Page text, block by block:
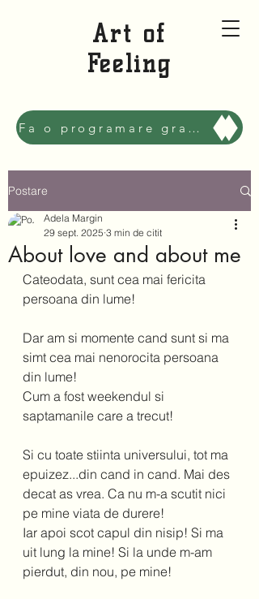
Art of
Feeling
Fa o programare gratuita sa ne cunoastem, Mai bine!
Postare
About love and about me
Adela Margin
29 sept. 2025 3 min de citit
Cateodata, sunt cea mai fericita
persoana din lume!
Dar am si momente cand sunt si ma
simt cea mai nenorocita persoana
din lume!
Cum a fost weekendul si
saptamanile care a trecut!
Si cu toate stiinta universului, tot ma
epuizez...din cand in cand. Mai des
decat as vrea. Ca nu m-a scutit nici
pe mine viata de durere!
Iar apoi scot capul din nisip! Si ma
uit lung la mine! Si la unde m-am
pierdut, din nou, pe mine!